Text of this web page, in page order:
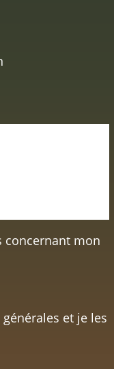
concernant mon
et je les